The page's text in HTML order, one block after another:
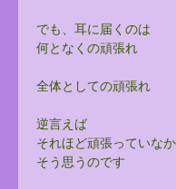
でも、耳に届くのは
何となくの頑張れ
全体としての頑張れ
逆言えば
それほど頑張っていな
そう思うのです